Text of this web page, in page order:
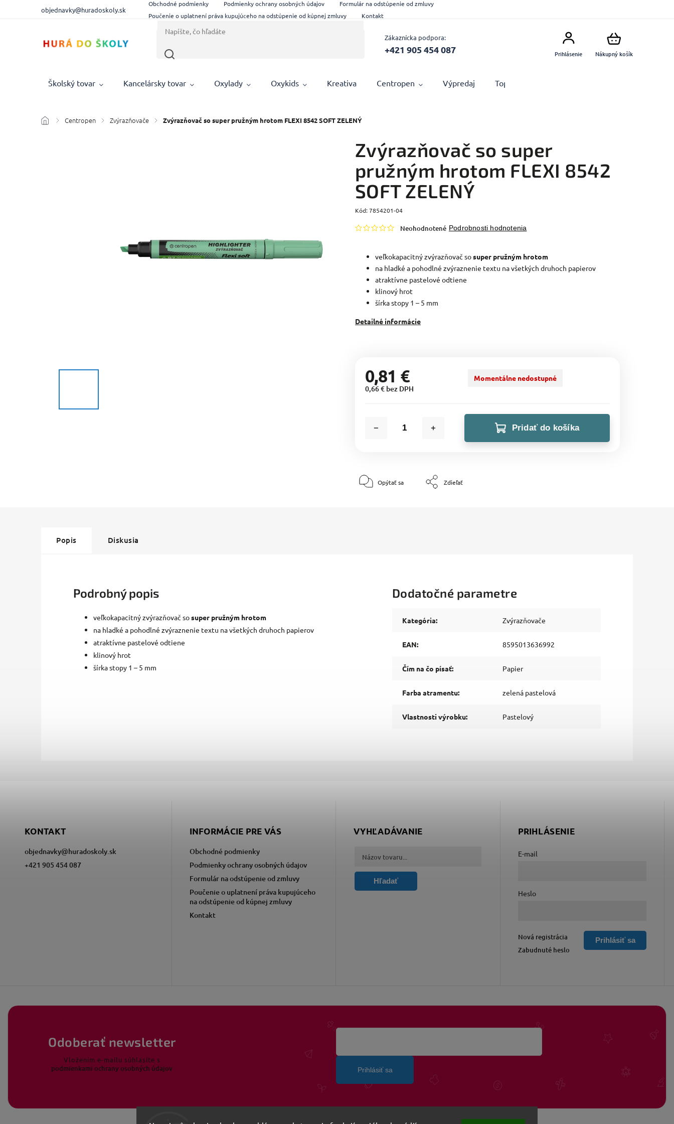
objednavky@huradoskoly.sk
Obchodné podmienky Podmienky ochrany osobných údajov
Formulár na odstúpenie od zmluvy
Poučenie o uplatnení práva kupujúceho na odstúpenie od kúpnej zmluvy
Kontakt
Zákaznícka podpora:
+421 905 454 087 Nákupný košík
Prihlásenie
Školský tovar Kancelársky tovar Oxylady Oxykids Kreativa Centropen Výpredaj Top produkty
/ Centropen / Zvýrazňovače / Zvýrazňovač so super pružným hrotom FLEXI 8542 SOFT ZELENÝ
Zvýrazňovač so super
pružným hrotom FLEXI 8542
SOFT ZELENÝ
Kód:7854201-04
Neohodnotené Podrobnosti hodnotenia
veľkokapacitný zvýrazňovač sosuper pružným hrotom
na hladké a pohodlné zvýraznenie textu na všetkých druhoch papierov
atraktívne pastelové odtiene
klinový hrot
šírka stopy 1 – 5 mm
Detailné informácie
0,81 €
0,66 € bez DPH
Momentálne nedostupné
Pridať do košíka
Opýtať sa Zdieľať
Popis Diskusia
Podrobný popis
veľkokapacitný zvýrazňovač sosuper pružným hrotom
na hladké a pohodlné zvýraznenie textu na všetkých druhoch papierov
atraktívne pastelové odtiene
klinový hrot
šírka stopy 1 – 5 mm
Dodatočné parametre
Kategória: Zvýrazňovače
EAN: 8595013636992
Čím na čo písať: Papier
Farba atramentu: zelená pastelová
Vlastnosti výrobku: Pastelový
KONTAKT
objednavky@huradoskoly.sk
+421 905 454 087
INFORMÁCIE PRE VÁS
Obchodné podmienky
Podmienky ochrany osobných údajov
Formulár na odstúpenie od zmluvy
Poučenie o uplatnení práva kupujúceho
na odstúpenie od kúpnej zmluvy
Kontakt
Odoberať newsletter
Vložením e-mailu súhlasíte s
podmienkami ochrany osobných údajov Prihlásiť sa
VYHĽADÁVANIE
Hľadať
PRIHLÁSENIE
E-mail
Heslo
Prihlásiť sa
Nová registrácia
Zabudnuté heslo